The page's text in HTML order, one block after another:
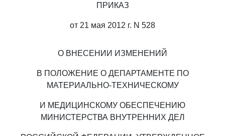
ПРИКАЗ
от 21 мая 2012 г. N 528
О ВНЕСЕНИИ ИЗМЕНЕНИЙ
В ПОЛОЖЕНИЕ О ДЕПАРТАМЕНТЕ ПО
МАТЕРИАЛЬНО-ТЕХНИЧЕСКОМУ
И МЕДИЦИНСКОМУ ОБЕСПЕЧЕНИЮ
МИНИСТЕРСТВА ВНУТРЕННИХ ДЕЛ